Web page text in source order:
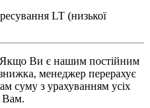
LT (низької
Якщо Ви є нашим постійним
менеджер перерахує
суму з урахуванням усіх
Вам.